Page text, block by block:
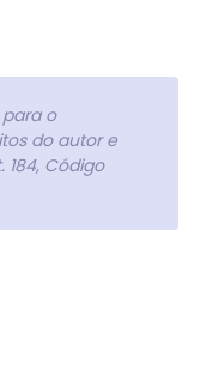
o
do autor e
Código